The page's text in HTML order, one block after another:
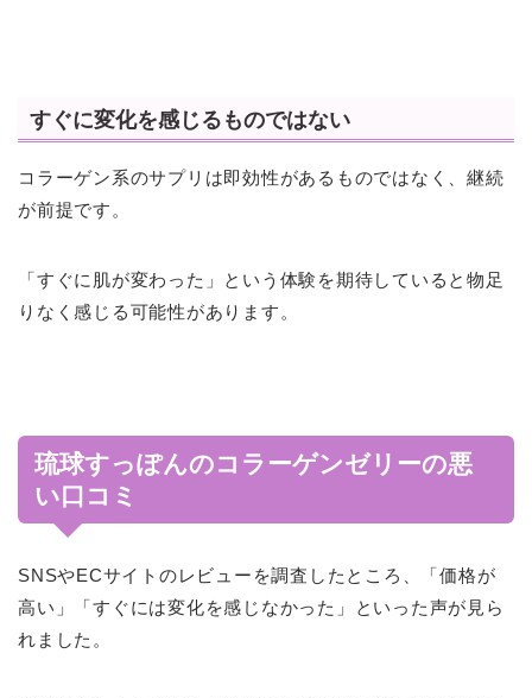
すぐに変化を感じるものではない
コラーゲン系のサプリは即効性があるものではなく、継続
が前提です。
「すぐに肌が変わった」という体験を期待していると物足
りなく感じる可能性があります。
琉球すっぽんのコラーゲンゼリーの悪
い口コミ
SNSやECサイトのレビューを調査したところ、「価格が
高い」「すぐには変化を感じなかった」といった声が見ら
れました。